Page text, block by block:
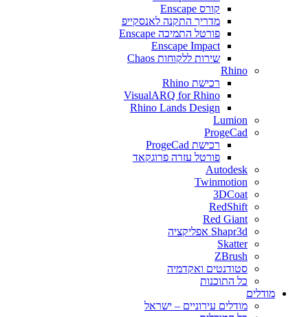
קורס Enscape
מדריך התקנה לאנסקייפ
פורטל התמיכה Enscape
Enscape Impact
שירות ללקוחות Chaos
Rhino
רכישת Rhino
VisualARQ for Rhino
Rhino Lands Design
Lumion
ProgeCad
רכישת ProgeCad
פורטל עזרה פרוגקאד
Autodesk
Twinmotion
3DCoat
RedShift
Red Giant
Shapr3d אפליקציה
Skatter
ZBrush
סטודנטים ואקדמיה
כל התוכנות
מודלים
מודלים עירוניים – ישראל